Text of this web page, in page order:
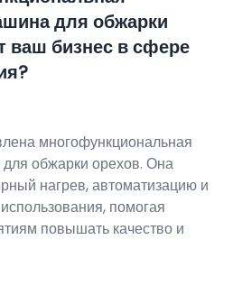
для обжарки
ваш бизнес в сфере
многофункциональная
обжарки орехов. Она
нагрев, автоматизацию и
помогая
повышать качество и